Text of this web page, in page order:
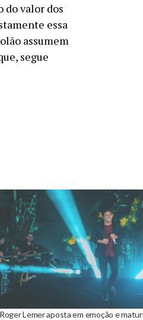
do valor dos
essa
assumem
segue
Roger Lemer aposta em emoção e